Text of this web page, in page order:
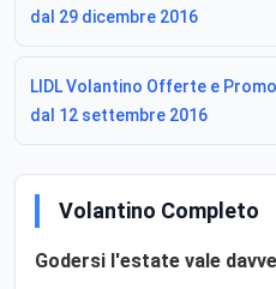
dal 29 dicembre 2016
LIDL Volantino Offerte e
dal 12 settembre 2016
Volantino Completo
Godersi l'estate vale